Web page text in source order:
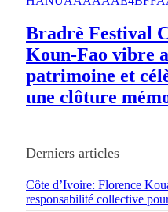
Bradrè Festival
Koun-Fao vibre
patrimoine et
une clôture
Derniers articles
Côte d’Ivoire: Florence
responsabilité collective